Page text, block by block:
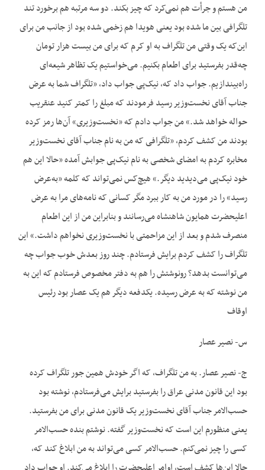
من هستم و جرأت هم نمی‌کرد که چیز بکند. دو سه مرتبه هم برخورد تند
تلگرافی بین ما شده بود یعنی هویدا هم زخمی شده بود از جانب من برای
این‌که یک وقتی من تلگراف به او کرم که برای من بیست هزار تومان
چه‌قدر بفرستید برای اطعام بکنیم. می‌خواستیم یک تظاهر شیعه‌ای
راه‌بیندازیم. جواب داد که، نیک‌پی جواب داد، «تلگراف شما به عرض
جناب آقای نخست‌وزیر رسید فرمودند که مبلغ را کمتر کنید عنقریب
حواله خواهد شد.» من جواب دادم که «نخست‌وزیری» آن‌ها رمز کرده
بودند من کشف کردم، «تلگرافی که من به نام جناب آقای نخست‌وزیر
مخابره کردم به امضای شخصی به نام نیک‌پی جوابش آمده «حالا این هم
خود نیک‌پی می‌دیدید دیگر.» هیچ‌کس نمی‌تواند که کلمه «به‌عرض
رسید» را در مورد من به کار ببرد مگر کسانی که نامه‌های مرا به عرض
اعلیحضرت همایون شاهنشاه می‌رسانند و بنابراین من از این اطعام
منصرف شدم و بعد از این مزاحمتی با نخست‌وزیری نخواهم داشت.» این
تلگراف را کشف کردم برایش فرستادم. چند روز بعدش خوب جواب چه
می‌توانست بدهد؟ رونوشتش را هم به دفتر مخصوص فرستادم که این به
من نوشته که به عرض رسیده. یکدفعه دیگر هم یک عصار بود رئیس
اوقاف
س- نصیر عصار
ج- نصیر عصار. به من تلگراف، که اگر خودش همین جور تلگراف کرده
بود این قانون مدنی عراق را بفرستید برایش می‌فرستادم، نوشته بود
حسب‌الامر جناب آقای نخست‌وزیر یک قانون مدنی برای من بفرستید.
یعنی منظورم این است که نخست‌وزیر گفته. نوشتم بنده حسب‌الامر
کسی را چیز نمی‌کنم. حسب‌الامر کسی می‌تواند به من ابلاغ کند که،